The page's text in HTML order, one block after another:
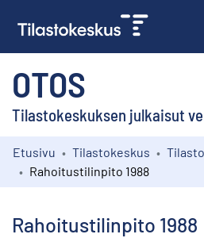
OTOS
Tilastokeskuksen julkaisut
Kokoelmat
Etusivu Tilastokeskus
Rahoitustilinpito 1988
Rahoitustilinpito 1988